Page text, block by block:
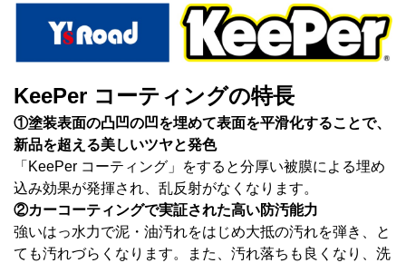
KeePer コーティングの特長
①塗装表面の凸凹の凹を埋めて表面を平滑化することで、
新品を超える美しいツヤと発色
「KeePer コーティング」をすると分厚い被膜による埋め
込み効果が発揮され、乱反射がなくなります。
②カーコーティングで実証された高い防汚能力
強いはっ水力で泥・油汚れをはじめ大抵の汚れを弾き、と
ても汚れづらくなります。また、汚れ落ちも良くなり、洗